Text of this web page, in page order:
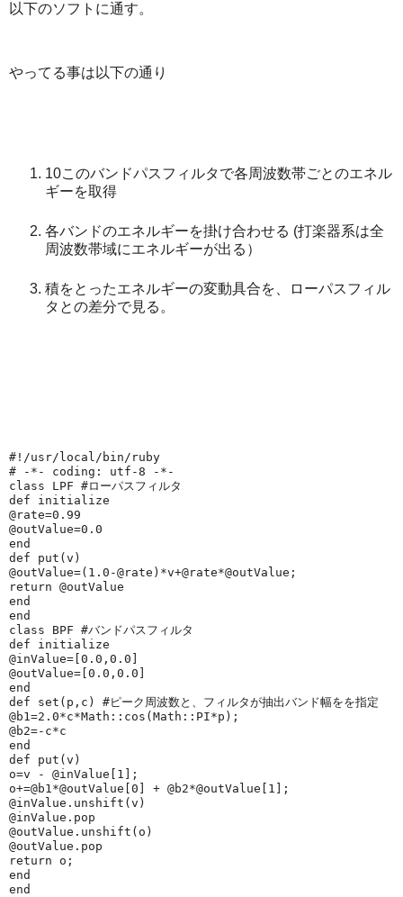
以下のソフトに通す。
やってる事は以下の通り
10このバンドパスフィルタで各周波数帯ごとのエネル
ギーを取得
各バンドのエネルギーを掛け合わせる (打楽器系は全
周波数帯域にエネルギーが出る）
積をとったエネルギーの変動具合を、ローパスフィル
タとの差分で見る。
#!/usr/local/bin/ruby
# -*- coding: utf-8 -*-
class LPF #ローパスフィルタ
def initialize
@rate=0.99
@outValue=0.0
end
def put (v)
@outValue=( 1.0 -@rate )*v+@rate*@outValue ;
return @outValue
end
end
class BPF #バンドパスフィルタ
def initialize
@inValue=[0.0 , 0.0 ]
@outValue=[0.0 , 0.0 ]
end
def set (p,c) #ピーク周波数と、フィルタが抽出バンド幅をを指定
@b1 =2.0*c*Math ::cos(Math :: PI*p);
@b2=-c*c
end
def put (v)
o=v - @inValue [ 1 ];
o+=@b1 *@outValue [0 ] + @b2*@outValue [ 1 ];
@inValue .unshift(v)
@inValue .pop
@outValue .unshift(o)
@outValue .pop
return o;
end
end